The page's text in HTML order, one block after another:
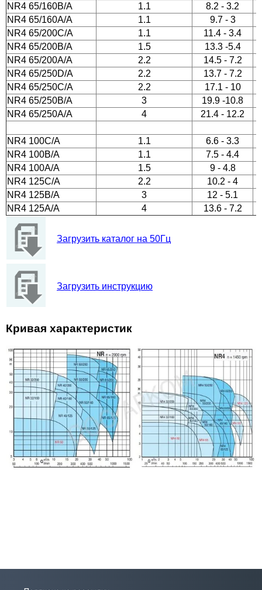
NR4 65/160B/A
1.1
8.2 - 3.2
NR4 65/160A/A
1.1
9.7 - 3
NR4 65/200C/A
1.1
11.4 - 3.4
NR4 65/200B/A
1.5
13.3 -5.4
NR4 65/200A/A
2.2
14.5 - 7.2
NR4 65/250D/A
2.2
13.7 - 7.2
NR4 65/250C/A
2.2
17.1 - 10
NR4 65/250B/A
3
19.9 -10.8
NR4 65/250A/A
4 21.4 - 12.2
NR4 100C/A 1.1
6.6 - 3.3
NR4 100B/A
1.1
7.5 - 4.4
NR4 100A/A
1.5
9 - 4.8
NR4 125C/A
2.2
10.2 - 4
NR4 125B/A
3
12 - 5.1
NR4 125A/A
4 13.6 - 7.2
Загрузить каталог на 50Гц
Загрузить инструкцию
Кривая характеристик